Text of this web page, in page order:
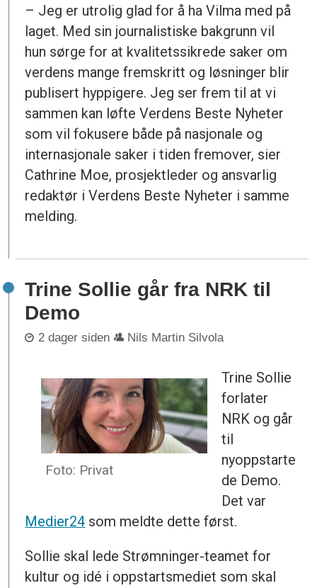
– Jeg er utrolig glad for å ha Vilma med på
laget. Med sin journalistiske bakgrunn vil
hun sørge for at kvalitetssikrede saker om
verdens mange fremskritt og løsninger blir
publisert hyppigere. Jeg ser frem til at vi
sammen kan løfte Verdens Beste Nyheter
som vil fokusere både på nasjonale og
internasjonale saker i tiden fremover, sier
Cathrine Moe, prosjektleder og ansvarlig
redaktør i Verdens Beste Nyheter i samme
melding.
Trine Sollie går fra NRK til
Demo
2 dager siden Nils Martin Silvola
Foto: Privat
Trine Sollie
forlater
NRK og går
til
nyoppstarte
de Demo.
Det var
Medier24 som meldte dette først.
Sollie skal lede Strømninger-teamet for
kultur og idé i oppstartsmediet som skal